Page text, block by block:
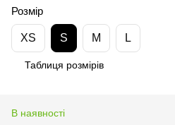
Розмір
XS S M L
Таблиця розмірів
В наявності